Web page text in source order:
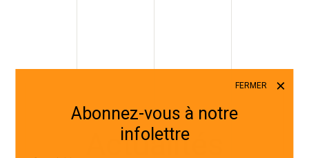
Actualités
FERMER
Abonnez-vous à notre
infolettre